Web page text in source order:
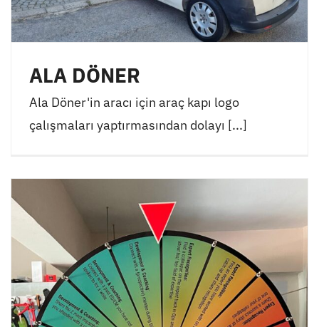
ALA DÖNER
Ala Döner'in aracı için araç kapı logo
çalışmaları yaptırmasından dolayı [...]